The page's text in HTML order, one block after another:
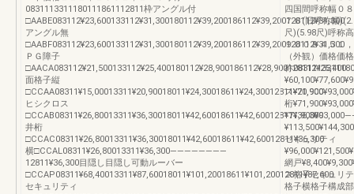
0831113311180111861112811枠アングル付
□AABE083112¥23,600133112¥31,300180112¥39,200186112¥39,200128112¥31,300
アングル無
□AABF083112¥23,600133112¥31,300180112¥39,200186112¥39,200128112¥31,300
ＰＧ障子
□AACA083112¥21,500133112¥25,400180112¥28,900186112¥28,900128112¥25,400
面格子縦
□CCAA08311¥15,00013311¥20,90018011¥24,30018611¥24,30012811¥20,900
ヒシクロス
□CCAB08311¥26,80013311¥36,30018011¥42,60018611¥42,60012811¥36,300
井桁
□CCAC08311¥26,80013311¥36,30018011¥42,60018611¥42,60012811¥36,300
横□CCAL08311¥26,80013311¥36,300————————
12811¥36,300目隠し目隠し可動ルーバー
□CCAP08311¥68,40013311¥87,60018011¥101,20018611¥101,20012811¥87,600
セキュリティ
四国間呼称幅０
７６(旧呼称幅
尺)(5.98尺)呼称
９００８４５１
（外観）価格価
称
ス
桁
セキュリティ
網戸
ス格子セキュリ
格子横格子構